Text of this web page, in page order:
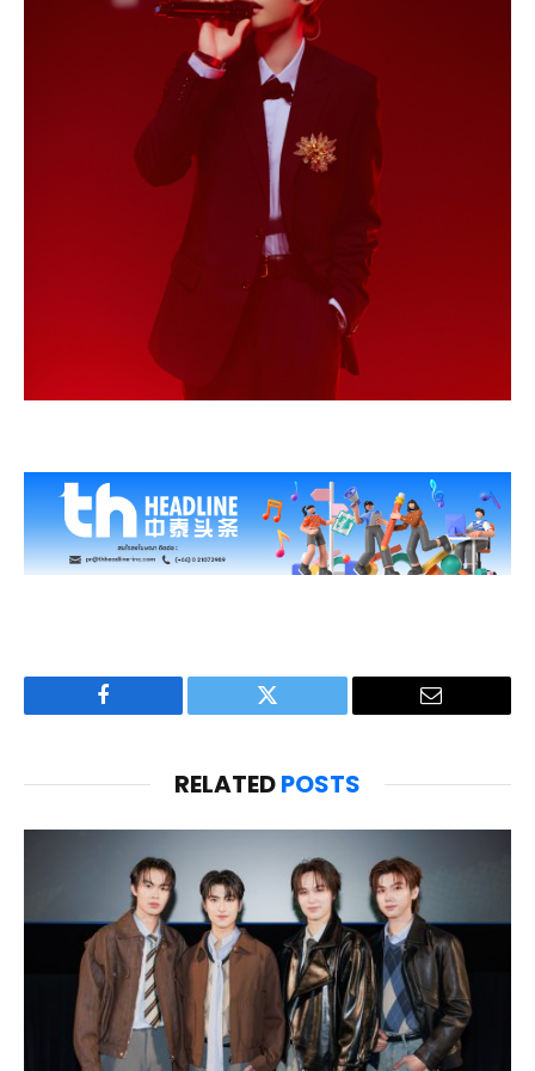
Facebook Twitter Email
RELATEDPOSTS